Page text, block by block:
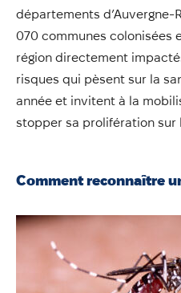
départements d’Auvergne-
070 communes colonisées
région directement
risques qui pèsent sur la
année et invitent à la
stopper sa prolifération sur
Comment reconnaître